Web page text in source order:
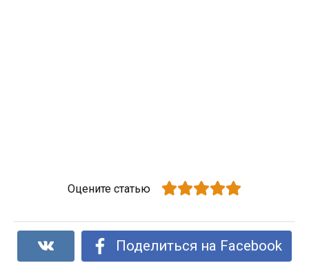
Оцените статью
Поделиться на Facebook